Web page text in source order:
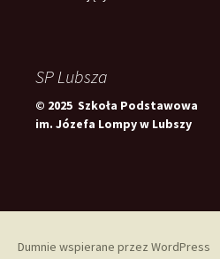
SP Lubsza
© 2025 Szkoła Podstawowa
im. Józefa Lompy w Lubszy
Dumnie wspierane przez WordPress